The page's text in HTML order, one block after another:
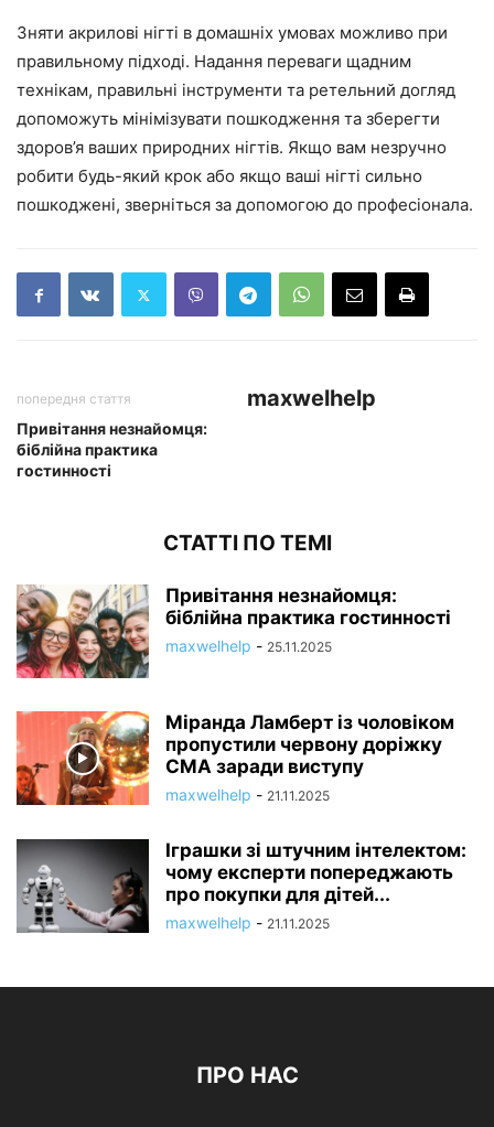
Зняти акрилові нігті в домашніх умовах можливо при
правильному підході. Надання переваги щадним
технікам, правильні інструменти та ретельний догляд
допоможуть мінімізувати пошкодження та зберегти
здоров’я ваших природних нігтів. Якщо вам незручно
робити будь-який крок або якщо ваші нігті сильно
пошкоджені, зверніться за допомогою до професіонала.
попередня стаття
Привітання незнайомця:
біблійна практика
гостинності
maxwelhelp
СТАТТІ ПО ТЕМІ
Привітання незнайомця:
біблійна практика гостинності
maxwelhelp - 25.11.2025
Міранда Ламберт із чоловіком
пропустили червону доріжку
CMA заради виступу
maxwelhelp - 21.11.2025
Іграшки зі штучним інтелектом:
чому експерти попереджають
про покупки для дітей...
maxwelhelp - 21.11.2025
ПРО НАС